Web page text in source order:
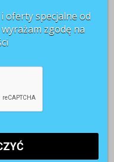
oferty specjalne od
wyrażam zgodę na